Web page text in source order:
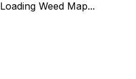
Loading Weed Map...